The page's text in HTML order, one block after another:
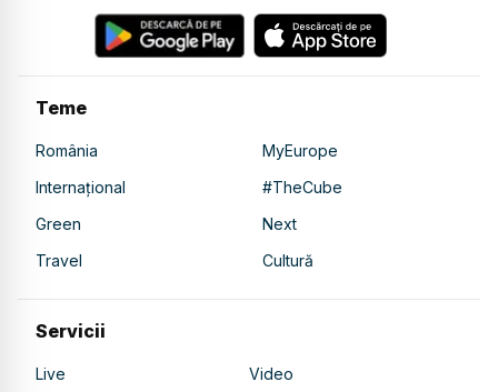
Teme
România
MyEurope
Internațional
#TheCube
Green
Next
Travel
Cultură
Servicii
Live Video